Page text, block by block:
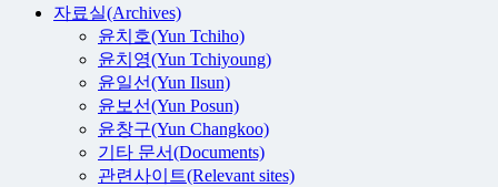
자료실(Archives)
윤치호(Yun Tchiho)
윤치영(Yun Tchiyoung)
윤일선(Yun Ilsun)
윤보선(Yun Posun)
윤창구(Yun Changkoo)
기타 문서(Documents)
관련사이트(Relevant sites)